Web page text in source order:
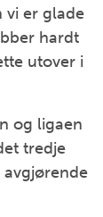
vi er glade
hardt
utover i
og ligaen
tredje